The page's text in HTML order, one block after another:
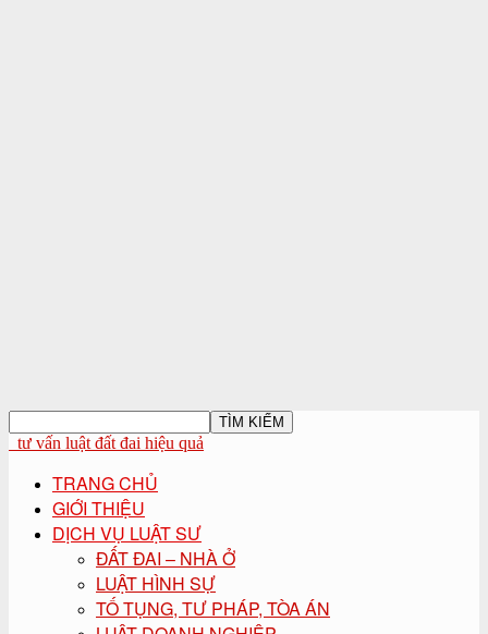
tư vấn luật đất đai hiệu quả
TRANG CHỦ
GIỚI THIỆU
DỊCH VỤ LUẬT SƯ
ĐẤT ĐAI – NHÀ Ở
LUẬT HÌNH SỰ
TỐ TỤNG, TƯ PHÁP, TÒA ÁN